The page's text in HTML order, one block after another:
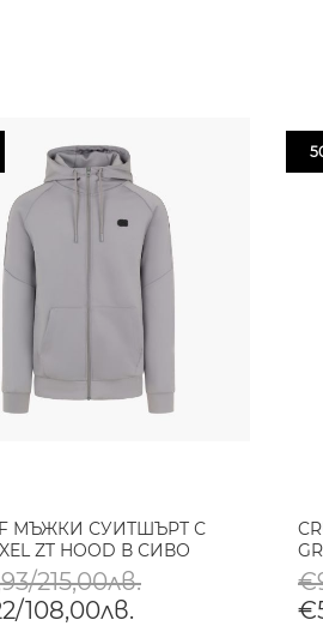
МЪЖКИ СУИТШЪРТ С
ZT HOOD В СИВО
215,00лв.
108,00лв.